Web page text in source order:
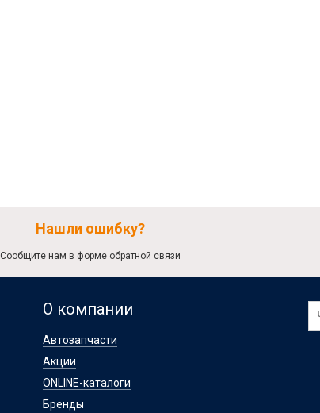
Нашли ошибку?
Сообщите нам в форме обратной связи
О компании
Автозапчасти
Акции
ONLINE-каталоги
Бренды